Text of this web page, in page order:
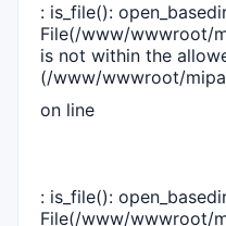
: is_file():
File(/www/wwwroot/
is not within the
(/www/wwwroot/
on line
: is_file():
File(/www/wwwroot/